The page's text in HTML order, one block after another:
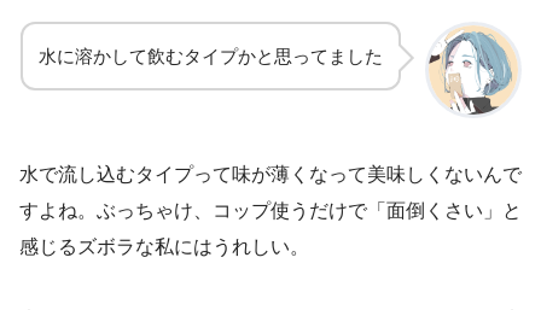
水に溶かして飲むタイプかと思ってました
水で流し込むタイプって味が薄くなって美味しくないんで
すよね。ぶっちゃけ、コップ使うだけで「面倒くさい」と
感じるズボラな私にはうれしい。